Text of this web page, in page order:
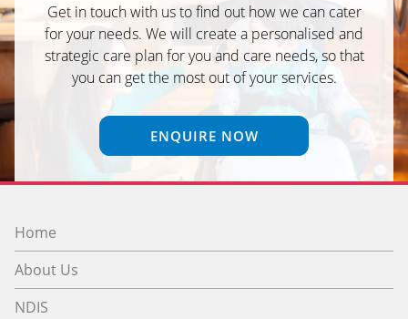
Get in touch with us to find out how we can cater
for your needs. We will create a personalised and
strategic care plan for you and care needs, so that
you can get the most out of your services.
ENQUIRE NOW
Home
About Us
NDIS